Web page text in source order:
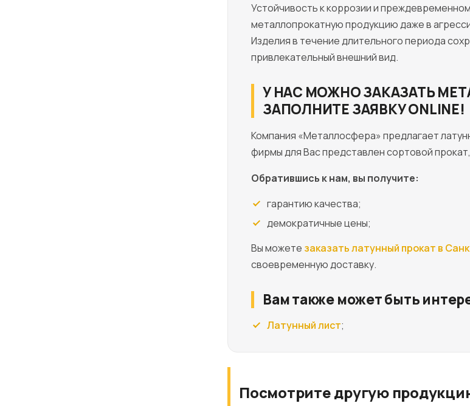
Устойчивость к коррозии и
металлопрокатную продукцию даже в
Изделия в течение длительного периода
привлекательный внешний вид.
У НАС МОЖНО ЗАКАЗАТЬ
ЗАПОЛНИТЕ ЗАЯВКУ ONLINE!
Компания «Металлосфера» предлагает
фирмы для Вас представлен сортовой
Обратившись к нам, вы получите:
гарантию качества;
демократичные цены;
Вы можете заказать латунный прокат в
своевременную доставку.
Вам также может быть
Латунный лист;
Посмотрите другую